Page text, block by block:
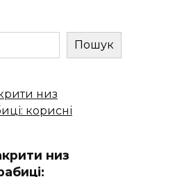
Пошук
низ